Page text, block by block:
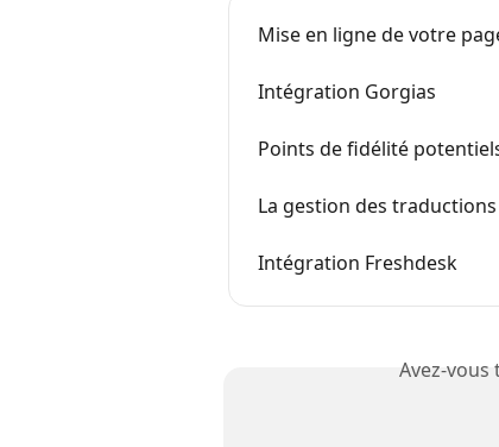
Mise en ligne de votre
Intégration Gorgias
Points de fidélité
La gestion des traductions
Intégration Freshdesk
Avez-